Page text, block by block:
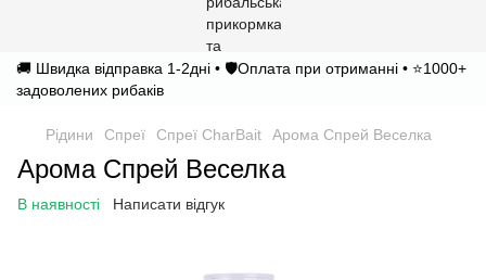
🚚 Швидка відправка 1-2дні • 🛡️Оплата при отриманні • ⭐1000+
задоволених рибаків
Рідини Спреї Спреї CharBait Арома Спрей Веселка
Арома Спрей Веселка
В наявності Написати відгук